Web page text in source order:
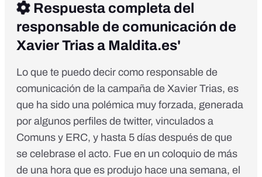
Respuesta completa del
responsable de comunicación de
Xavier Trias a Maldita.es'
Lo que te puedo decir como responsable de
comunicación de la campaña de Xavier Trias, es
que ha sido una polémica muy forzada, generada
por algunos perfiles de twitter, vinculados a
Comuns y ERC, y hasta 5 días después de que
se celebrase el acto. Fue en un coloquio de más
de una hora que es produjo hace una semana, el